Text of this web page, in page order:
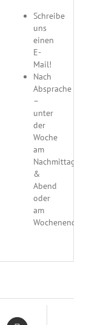
Schreibe
uns
einen
E-
Mail!
Nach
Absprache
–
unter
der
Woche
am
Nachmittag
&
Abend
oder
am
Wochenende